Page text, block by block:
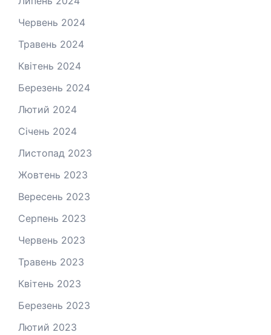
Червень 2024
Травень 2024
Квітень 2024
Березень 2024
Лютий 2024
Січень 2024
Листопад 2023
Жовтень 2023
Вересень 2023
Серпень 2023
Червень 2023
Травень 2023
Квітень 2023
Березень 2023
Лютий 2023